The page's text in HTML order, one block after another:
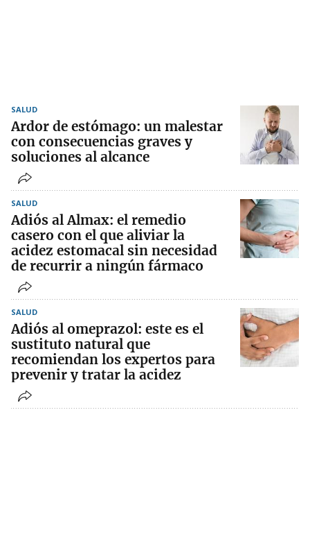
SALUD
Ardor de estómago: un malestar
con consecuencias graves y
soluciones al alcance
SALUD
Adiós al Almax: el remedio
casero con el que aliviar la
acidez estomacal sin necesidad
de recurrir a ningún fármaco
SALUD
Adiós al omeprazol: este es el
sustituto natural que
recomiendan los expertos para
prevenir y tratar la acidez